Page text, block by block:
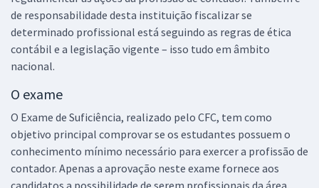
de responsabilidade desta instituição fiscalizar se
determinado profissional está seguindo as regras de ética
contábil e a legislação vigente – isso tudo em âmbito
nacional.
O exame
O Exame de Suficiência, realizado pelo CFC, tem como
objetivo principal comprovar se os estudantes possuem o
conhecimento mínimo necessário para exercer a profissão de
contador. Apenas a aprovação neste exame fornece aos
candidatos a possibilidade de serem profissionais da área.